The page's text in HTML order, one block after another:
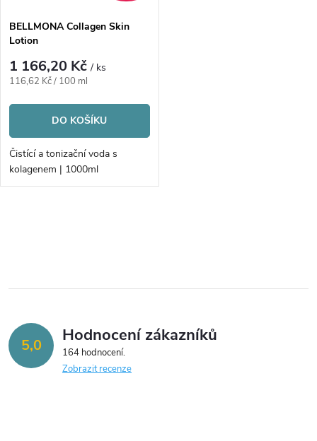
p
r
o
d
u
ů
s
p
r
o
d
u
ů
BELLMONA Collagen Skin
Lotion
1 166,20 Kč/ ks
Měrná
116,62 Kč / 100 ml
DO KOŠÍKU
Čistící a tonizační voda s
kolagenem | 1000ml
l
d
a
5,0 Hodnocení zákazníků
164 hodnocení
Zobrazit recenze